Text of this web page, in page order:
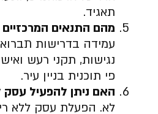
תאגיד.
מהם התנאים המרכזיים
עמידה בדרישות
נגישות, תקני רעש
פי תוכנית בניין עיר.
האם ניתן להפעיל עסק
לא. הפעלת עסק ללא